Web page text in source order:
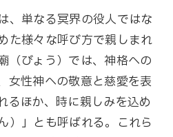
、単なる冥界の役人ではな
た様々な呼び方で親しまれ
（びょう）では、神格への
女性神への敬意と慈愛を表
るほか、時に親しみを込め
）」とも呼ばれる。これら